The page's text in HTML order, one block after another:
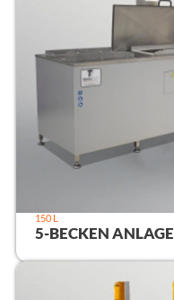
150 L
5-BECKEN ANLAGE